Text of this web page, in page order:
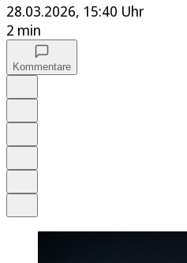
28.03.2026, 15:40 Uhr
2 min
Kommentare